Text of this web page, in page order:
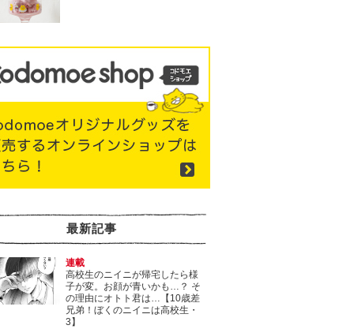
最新記事
連載
高校生のニイニが帰宅したら様
子が変。お顔が青いかも…？ そ
の理由にオトト君は…【10歳差
兄弟！ぼくのニイニは高校生・
3】